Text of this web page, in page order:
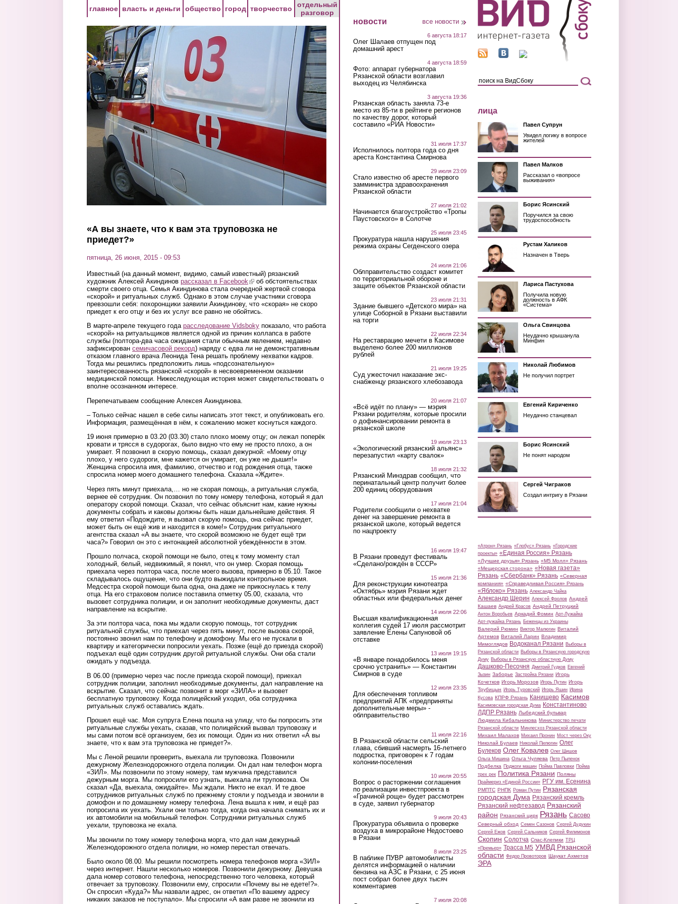
главное власть и деньги общество город творчество
отдельный
разговор
«А вы знаете, что к вам эта труповозка не
приедет?»
пятница, 26 июня, 2015 - 09:53
Известный (на данный момент, видимо, самый известный) рязанский
художник Алексей Акиндинов рассказал в Facebook(link is external)
об обстоятельствах
смерти своего отца. Семья Акиндинова стала очередной жертвой сговора
«скорой» и ритуальных служб. Однако в этом случае участники сговора
превзошли себя: похоронщики заявили Акиндинову, что «скорая» не скоро
приедет к его отцу и без их услуг все равно не обойтись.
В марте-апреле текущего года расследование Vidsboky показало, что работа
«скорой» на ритуальщиков является одной из причин коллапса в работе
службы (полтора-два часа ожидания стали обычным явлением, недавно
зафиксирован семичасовой рекорд) наряду с едва ли не демонстративным
отказом главного врача Леонида Тена решать проблему нехватки кадров.
Тогда мы решились предположить лишь «подсознательную»
заинтересованность рязанской «скорой» в несвоевременном оказании
медицинской помощи. Нижеследующая история может свидетельствовать о
вполне осознанном интересе.
Перепечатываем сообщение Алексея Акиндинова.
– Только сейчас нашел в себе силы написать этот текст, и опубликовать его.
Информация, размещённая в нём, к сожалению может коснуться каждого.
19 июня примерно в 03.20 (03.30) стало плохо моему отцу; он лежал поперёк
кровати и трясся в судорогах, было видно что ему не просто плохо, а он
умирает. Я позвонил в скорую помощь, сказал дежурной: «Моему отцу
плохо, у него судороги, мне кажется он умирает, он уже не дышит!»
Женщина спросила имя, фамилию, отчество и год рождения отца, также
спросила номер моего домашнего телефона. Сказала «Ждите».
Через пять минут приехала,… но не скорая помощь, а ритуальная служба,
вернее её сотрудник. Он позвонил по тому номеру телефона, который я дал
оператору скорой помощи. Сказал, что сейчас объяснит нам, какие нужны
документы собрать и каковы должны быть наши дальнейшие действия. Я
ему ответил «Подождите, я вызвал скорую помощь, она сейчас приедет,
может быть он ещё жив и находится в коме!» Сотрудник ритуального
агентства сказал «А вы знаете, что скорой возможно не будет ещё три
часа?» Говорил он это с интонацией абсолютной убеждённости в этом.
Прошло полчаса, скорой помощи не было, отец к тому моменту стал
холодный, белый, недвижимый, я понял, что он умер. Скорая помощь
приехала через полтора часа, после моего вызова, примерно в 05.10. Такое
складывалось ощущение, что они будто выжидали контрольное время.
Медсестра скорой помощи была одна, она даже не прикоснулась к телу
отца. На его страховом полисе поставила отметку 05.00, сказала, что
вызовет сотрудника полиции, и он заполнит необходимые документы, даст
направление на вскрытие.
За эти полтора часа, пока мы ждали скорую помощь, тот сотрудник
ритуальной службы, что приехал через пять минут, после вызова скорой,
постоянно звонил нам по телефону и домофону. Мы его не пускали в
квартиру и категорически попросили уехать. Позже (ещё до приезда скорой)
подъехал ещё один сотрудник другой ритуальной службы. Они оба стали
ожидать у подъезда.
В 06.00 (примерно через час после приезда скорой помощи), приехал
сотрудник полиции, заполнил необходимые документы, дал направление на
вскрытие. Сказал, что сейчас позвонит в морг «ЗИЛА» и вызовет
бесплатную труповозку. Когда полицейский уходил, оба сотрудника
ритуальных служб оставались ждать.
Прошел ещё час. Моя супруга Елена пошла на улицу, что бы попросить эти
ритуальные службы уехать, сказав, что полицейский вызвал труповозку и
мы сами потом всё организуем, без их помощи. Один из них ответил «А вы
знаете, что к вам эта труповозка не приедет?».
Мы с Леной решили проверить, выехала ли труповозка. Позвонили
дежурному Железнодорожного отдела полиции. Он дал нам телефон морга
«ЗИЛ». Мы позвонили по этому номеру, там мужчина представился
дежурным морга. Мы попросили его узнать, выехала ли труповозка. Он
сказал «Да, выехала, ожидайте». Мы ждали. Никто не ехал. И те двое
сотрудников ритуальных служб по прежнему стояли у подъезда и звонили в
домофон и по домашнему номеру телефона. Лена вышла к ним, и ещё раз
попросила их уехать. Ухали они только тогда, когда она начала снимать их и
их автомобили на мобильный телефон. Сотрудники ритуальных служб
уехали, труповозка не ехала.
Мы звонили по тому номеру телефона морга, что дал нам дежурный
Железнодорожного отдела полиции, но номер перестал отвечать.
Было около 08.00. Мы решили посмотреть номера телефонов морга «ЗИЛ»
через интернет. Нашли несколько номеров. Позвонили дежурному. Девушка
дала номер сотового телефона, непосредственно того человека, который
отвечает за труповозку. Позвонили ему, спросили «Почему вы не едете!?».
Он спросил «Куда?» Мы назвали адрес, он ответил «По вашему адресу
никаких заказов не поступало». Мы спросили «А вам разве не звонили из
новости все новости
6 августа 18:17
Олег Шалаев отпущен под
домашний арест
4 августа 18:59
Фото: аппарат губернатора
Рязанской области возглавил
выходец из Челябинска
3 августа 19:36
Рязанская область заняла 73-е
место из 85-ти в рейтинге регионов
по качеству дорог, который
составило «РИА Новости»
31 июля 17:37
Исполнилось полтора года со дня
ареста Константина Смирнова
29 июля 23:09
Стало известно об аресте первого
замминистра здравоохранения
Рязанской области
27 июля 21:02
Начинается благоустройство «Тропы
Паустовского» в Солотче
25 июля 23:45
Прокуратура нашла нарушения
режима охраны Сегденского озера
24 июля 21:06
Облправительство создаст комитет
по территориальной обороне и
защите объектов Рязанской области
23 июля 21:31
Здание бывшего «Детского мира» на
улице Соборной в Рязани выставили
на торги
22 июля 22:34
На реставрацию мечети в Касимове
выделено более 200 миллионов
рублей
21 июля 19:25
Суд ужесточил наказание экс-
снабженцу рязанского хлебозавода
20 июля 21:07
«Всё идёт по плану» — мэрия
Рязани родителям, которые просили
о дофинансировании ремонта в
рязанской школе
19 июля 23:13
«Экологический рязанский альянс»
перезапустил «карту свалок»
18 июля 21:32
Рязанский Минздрав сообщил, что
перинатальный центр получит более
200 единиц оборудования
17 июля 21:04
Родители сообщили о нехватке
денег на завершение ремонта в
рязанской школе, который ведется
по нацпроекту
16 июля 19:47
В Рязани проведут фестиваль
«Сделано/рождён в СССР»
15 июля 21:36
Для реконструкции кинотеатра
«Октябрь» мэрия Рязани ждет
областных или федеральных денег
14 июля 22:06
Высшая квалификационная
коллегия судей 17 июля рассмотрит
заявление Елены Сапуновой об
отставке
13 июля 19:15
«В январе понадобилось меня
срочно устранить» — Константин
Смирнов в суде
12 июля 23:35
Для обеспечения топливом
предприятий АПК «предприняты
дополнительные меры» -
облправительство
11 июля 22:16
В Рязанской области сельский
глава, сбивший насмерть 16-летнего
подростка, приговорен к 7 годам
колонии-поселения
10 июля 20:55
Вопрос о расторжении соглашения
по реализации инвестпроекта в
«Грачиной роще» будет рассмотрен
в суде, заявил губернатор
9 июля 20:43
Прокуратура объявила о проверке
воздуха в микрорайоне Недостоево
в Рязани
8 июля 23:25
В паблике ПУВР автомобилисты
делятся информацией о наличии
бензина на АЗС в Рязани, с 25 июня
пост собрал более двух тысяч
комментариев
7 июля 20:08
лица
Павел Супрун
Увидел логику в вопросе
жителей
Павел Малков
Рассказал о «вопросе
выживания»
Борис Ясинский
Поручился за свою
трудоспособность
Рустам Халиков
Назначен в Тверь
Лариса Пастухова
Получила новую
должность в АФК
«Система»
Ольга Свинцова
Неудачно крышанула
Минфин
Николай Любимов
Не получил портрет
Евгений Кириченко
Неудачно станцевал
Борис Ясинский
Не понят народом
Сергей Чиграков
Создал интригу в Рязани
«Атрон» Рязань «Глобус» Рязань «Городские
проекты» «Единая Россия» Рязань
«Лучшие друзья» Рязань «М5 Молл» Рязань
«Мещерская сторона» «Новая газета»
Рязань «Сбербанк» Рязань «Северная
компания» «Справедливая Россия» Рязань
«Яблоко» Рязань Александр Чайка
Александр Шерин Алексей Фролов Андрей
Кашаев Андрей Красов Андрей Петруцкий
Антон Воробьев Аркадий Фомин Арт-Лужайка
Арт-лужайка Рязань Беженцы из Украины
Валерий Рюмин Виктор Малюгин Виталий
Артемов Виталий Ларин Владимир
Мимоглядов Водоканал Рязани Выборы в
Рязанской области Выборы в Рязанскую городскую
Думу Выборы в Рязанскую областную Думу
Дашково-Песочня Дмитрий Гудков Евгений
Зызин Заборье Застройка Рязани Игорь
Кочетков Игорь Морозов Игорь Путин Игорь
Трубицын Игорь Туровский Игорь Яшин Ирина
Кусова КПРФ Рязань Канищево Касимов
Касимовская городская Дума Константиново
ЛДПР Рязань Лыбедский бульвар
Людмила Кибальникова Министерство печати
Рязанской области Минлесхоз Рязанской области
Михаил Малахов Михаил Пронин Мост через Оку
Николай Булаев Николай Пилюгин Олег
Булеков Олег Ковалев Олег Шишов
Ольга Мишина Ольга Чуляева Петр Пыленок
Подбелка Поджоги машин Пойма Павловки Пойма
трех рек Политика Рязани Поляны
Праймериз «Единой России» РГУ им. Есенина
РМПТС РНПК Роман Путин Рязанская
городская Дума Рязанский кремль
Рязанский нефтезавод Рязанский
район Рязанский цирк Рязань Сасово
Северный обход Семен Сазонов Сергей Дудукин
Сергей Ежов Сергей Сальников Сергей Филимонов
Скопин Солотча Спас-Клепики ТРЦ
«Премьер» Трасса М5 УМВД Рязанской
области Федор Провоторов Шаукат Ахметов
ЭРА